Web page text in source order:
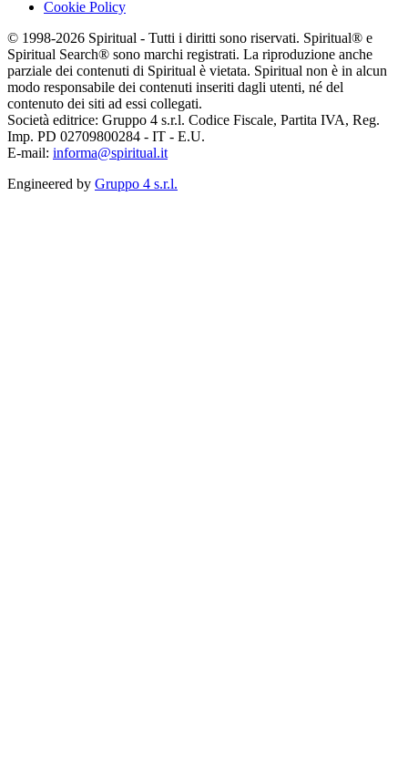
Cookie Policy
© 1998-2026 Spiritual - Tutti i diritti sono riservati. Spiritual® e
Spiritual Search® sono marchi registrati. La riproduzione anche
parziale dei contenuti di Spiritual è vietata. Spiritual non è in alcun
modo responsabile dei contenuti inseriti dagli utenti, né del
contenuto dei siti ad essi collegati.
Società editrice: Gruppo 4 s.r.l. Codice Fiscale, Partita IVA, Reg.
Imp. PD 02709800284 - IT - E.U.
E-mail: informa@spiritual.it
Engineered by Gruppo 4 s.r.l.